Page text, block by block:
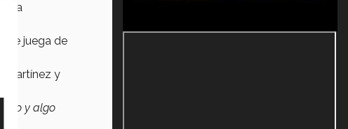
la
que juega de
Martínez y
y algo